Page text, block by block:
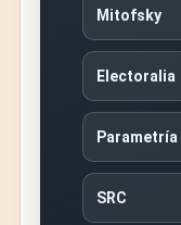
Mitofsky
Electoralia
Parametría
SRC